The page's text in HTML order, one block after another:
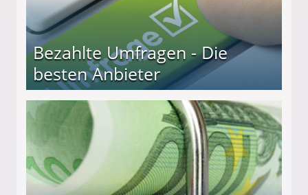
Bezahlte Umfragen - Die
besten Anbieter